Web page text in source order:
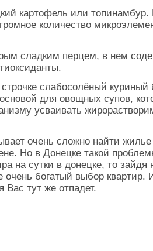
картофель или топинамбур.
количество
сладким перцем, в нем
слабосолёный куриный
для овощных супов,
усваивать
очень сложно найти
Но в Донецке такой
на сутки в донецке, то зайдя
очень богатый выбор квартир.
тут же отпадет.